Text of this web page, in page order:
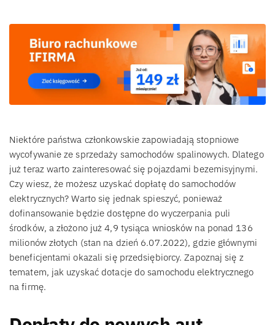
Niektóre państwa członkowskie zapowiadają stopniowe
wycofywanie ze sprzedaży samochodów spalinowych. Dlatego
już teraz warto zainteresować się pojazdami bezemisyjnymi.
Czy wiesz, że możesz uzyskać dopłatę do samochodów
elektrycznych? Warto się jednak spieszyć, ponieważ
dofinansowanie będzie dostępne do wyczerpania puli
środków, a złożono już 4,9 tysiąca wniosków na ponad 136
milionów złotych (stan na dzień 6.07.2022), gdzie głównymi
beneficjentami okazali się przedsiębiorcy. Zapoznaj się z
tematem, jak uzyskać dotacje do samochodu elektrycznego
na firmę.